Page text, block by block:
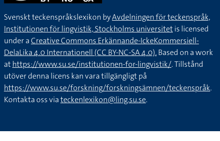
Svenskt teckenspråkslexikon byAvdelningen för teckenspråk,
Institutionen för lingvistik, Stockholms universitetis licensed
under aCreative Commons Erkännande-IckeKommersiell-
DelaLika 4.0 Internationell (CC BY-NC-SA 4.0).Based on a work
athttps://www.su.se/institutionen-for-lingvistik/. Tillstånd
utöver denna licens kan vara tillgängligt på
https://www.su.se/forskning/forskningsämnen/teckenspråk.
Kontakta oss viateckenlexikon@ling.su.se.